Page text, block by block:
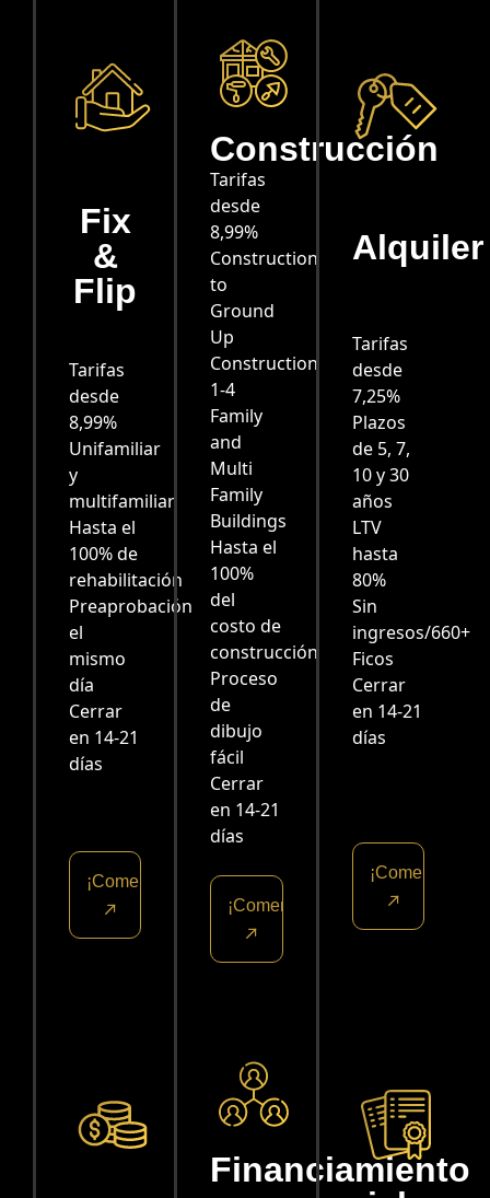
Fix
&
Flip
Tarifas
desde
8,99%
Unifamiliar
y
multifamiliar
Hasta el
100% de
rehabilitación
Preaprobación
el
mismo
día
Cerrar
en 14-21
días
¡Comencemos!
Construcción
Tarifas
desde
8,99%
Construction
to
Ground
Up
Construction
1-4
Family
and
Multi
Family
Buildings
Hasta el
100%
del
costo de
construcción
Proceso
de
dibujo
fácil
Cerrar
en 14-21
días
¡Comencemos!
Alquiler
Tarifas
desde
7,25%
Plazos
de 5, 7,
10 y 30
años
LTV
hasta
80%
Sin
ingresos/660+
Ficos
Cerrar
en 14-21
días
¡Comencemos!
Financiamiento